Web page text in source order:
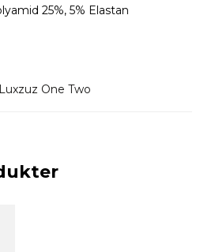
25%, 5% Elastan
Luxzuz One Two